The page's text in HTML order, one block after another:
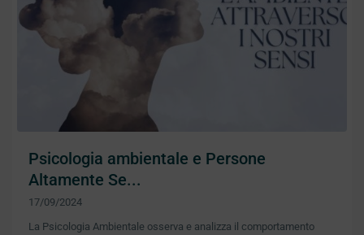
Psicologia ambientale e Persone
Altamente Se...
17/09/2024
La Psicologia Ambientale osserva e analizza il comportamento